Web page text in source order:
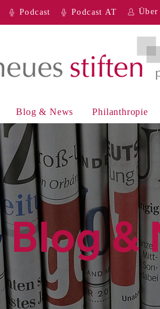
Podcast Podcast AT Über
Blog & News Philanthropie
Blog &